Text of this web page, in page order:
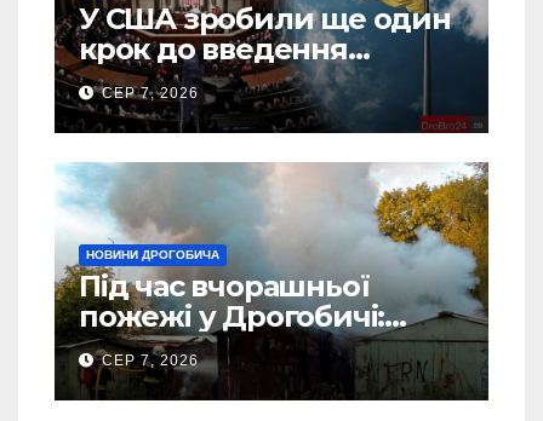
У США зробили ще один
крок до введення
“пекельних санкцій”
проти Росії
СЕР 7, 2026
НОВИНИ ДРОГОБИЧА
Під час вчорашньої
пожежі у Дрогобичі:
“врятовано” 4 гаражі
(Відео)
СЕР 7, 2026